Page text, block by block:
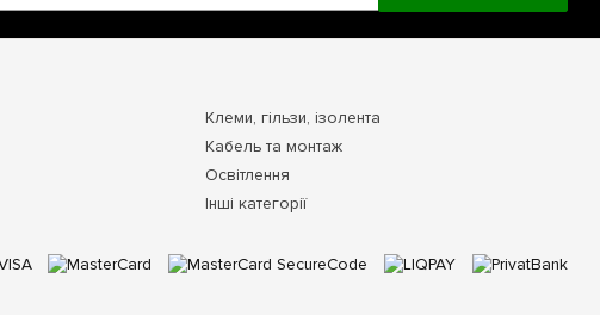
Клеми, гільзи, ізолента
Кабель та монтаж
Освітлення
Інші категорії